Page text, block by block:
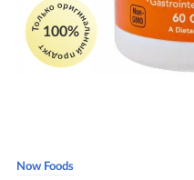
Только оригинальный продукт
100%
Now Foods